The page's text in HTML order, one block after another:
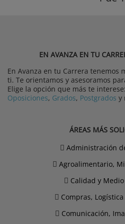
EN AVANZA EN TU
En Avanza en tu Carrera tenemos
ti. Te orientamos y asesoramos
Elige la opción que más te interese:
Oposiciones, Grados, Postgrados y
ÁREAS MÁS
Administración
Agroalimentario,
Calidad y
Compras,
Comunicación,